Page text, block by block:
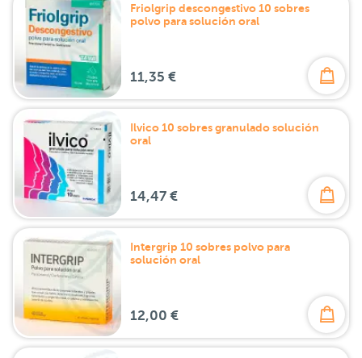
Friolgrip descongestivo 10 sobres
polvo para solución oral
11,35 €
Ilvico 10 sobres granulado solución
oral
14,47 €
Intergrip 10 sobres polvo para
solución oral
12,00 €